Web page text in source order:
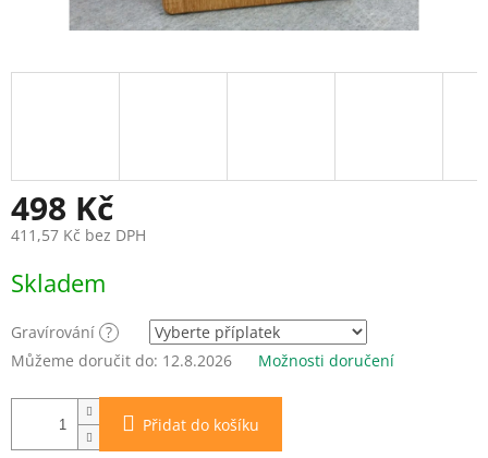
498 Kč
411,57 Kč bez DPH
cena:
Skladem
Gravírování ?
Můžeme doručit do: 12.8.2026 Možnosti doručení
Přidat do košíku